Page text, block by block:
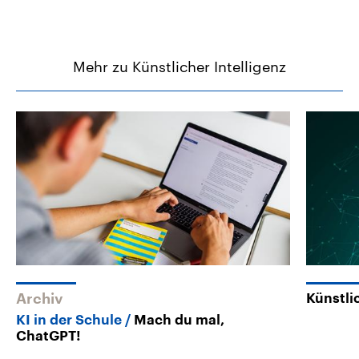
Mehr zu Künstlicher Intelligenz
Archiv
KI in der Schule
Mach du mal,
ChatGPT!